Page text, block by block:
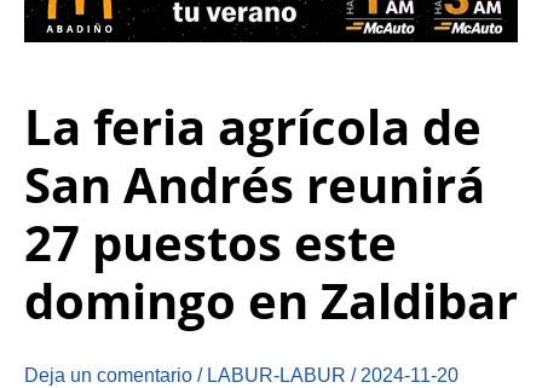
La feria agrícola de
San Andrés reunirá
27 puestos este
domingo en Zaldibar
Deja un comentario / LABUR-LABUR / 2024-11-20